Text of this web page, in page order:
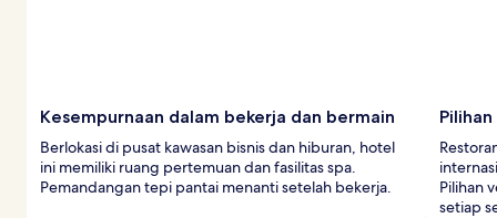
Kesempurnaan dalam bekerja dan bermain
Berlokasi di pusat kawasan bisnis dan hiburan, hotel
ini memiliki ruang pertemuan dan fasilitas spa.
Pemandangan tepi pantai menanti setelah bekerja.
Pilihan
setiap